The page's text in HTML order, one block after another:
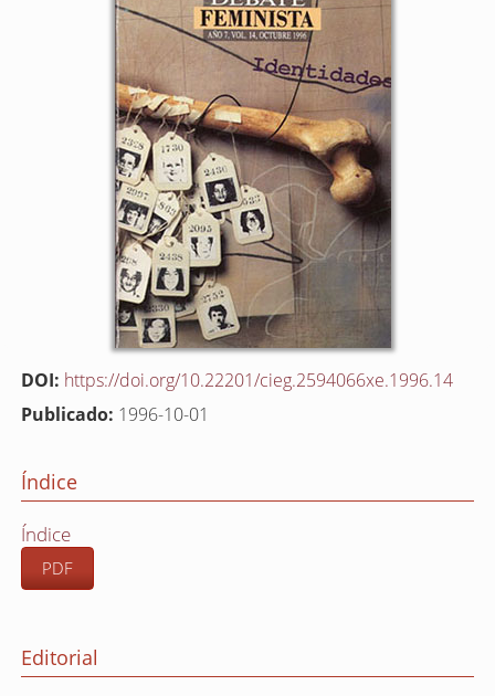
DOI: https://doi.org/10.22201/cieg.2594066xe.1996.14
Publicado: 1996-10-01
Índice
Índice
PDF
Editorial